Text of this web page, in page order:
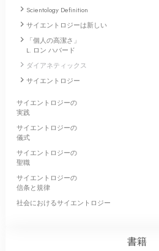
Scientology Definition
サイエントロジーは新しい
「個人の高潔さ」
L. ロン ハバード
ダイアネティックス
サイエントロジー
サイエントロジーの
実践
サイエントロジーの
儀式
サイエントロジーの
聖職
サイエントロジーの
信条と規律
社会におけるサイエントロジー
書籍